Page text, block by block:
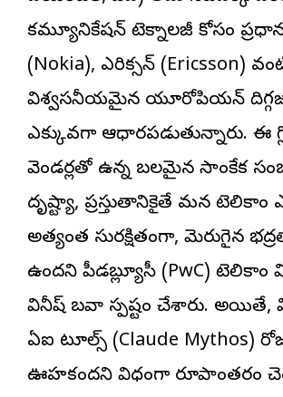
కమ్యూనికేషన్ టెక్నాలజీ కోసం
(Nokia), ఎరిక్సన్ (Ericsson)
విశ్వసనీయమైన యూరోపియన్
ఎక్కువగా ఆధారపడుతున్నారు. ఈ
వెండర్లతో ఉన్న బలమైన సాంకేతిక
దృష్ట్యా, ప్రస్తుతానికైతే మన టెలికాం
అత్యంత సురక్షితంగా, మెరుగైన
ఉందని పీడబ్ల్యూసీ (PwC) టెలికాం
వినీష్ బవా స్పష్టం చేశారు.
ఏఐ టూల్స్ (Claude Mythos)
ఊహకందని విధంగా రూపాంతరం